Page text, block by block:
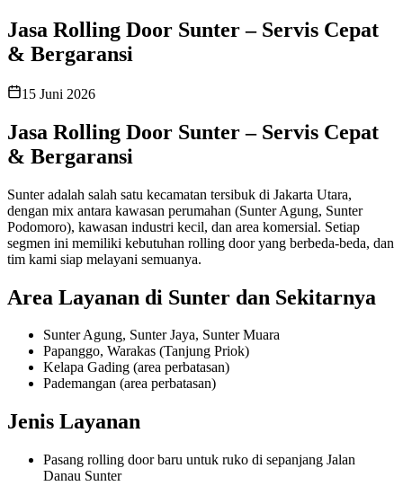
Jasa Rolling Door Sunter – Servis Cepat
& Bergaransi
15 Juni 2026
Jasa Rolling Door Sunter – Servis Cepat
& Bergaransi
Sunter adalah salah satu kecamatan tersibuk di Jakarta Utara,
dengan mix antara kawasan perumahan (Sunter Agung, Sunter
Podomoro), kawasan industri kecil, dan area komersial. Setiap
segmen ini memiliki kebutuhan rolling door yang berbeda-beda, dan
tim kami siap melayani semuanya.
Area Layanan di Sunter dan Sekitarnya
Sunter Agung, Sunter Jaya, Sunter Muara
Papanggo, Warakas (Tanjung Priok)
Kelapa Gading (area perbatasan)
Pademangan (area perbatasan)
Jenis Layanan
Pasang rolling door baru untuk ruko di sepanjang Jalan
Danau Sunter